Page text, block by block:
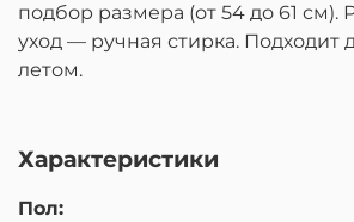
подбор размера (от 54 до 61
уход — ручная стирка. Подходит
летом.
Характеристики
Пол: